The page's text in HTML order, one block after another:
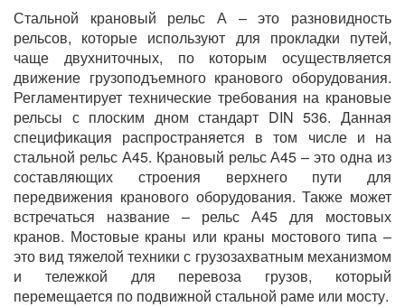
Стальной крановый рельс А – это разновидность
рельсов, которые используют для прокладки путей,
чаще двухниточных, по которым осуществляется
движение грузоподъемного кранового оборудования.
Регламентирует технические требования на крановые
рельсы с плоским дном стандарт DIN 536. Данная
спецификация распространяется в том числе и на
стальной рельс А45. Крановый рельс А45 – это одна из
составляющих строения верхнего пути для
передвижения кранового оборудования. Также может
встречаться название – рельс А45 для мостовых
кранов. Мостовые краны или краны мостового типа –
это вид тяжелой техники с грузозахватным механизмом
и тележкой для перевоза грузов, который
перемещается по подвижной стальной раме или мосту.